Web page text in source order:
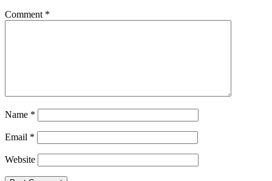
Comment *
Name *
Email *
Website